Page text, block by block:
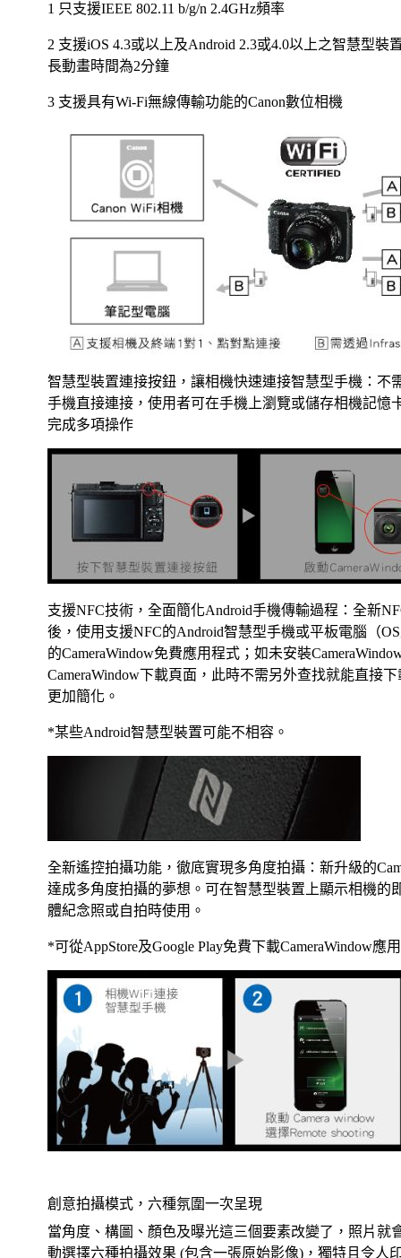
1 只支援IEEE 802.11 b/g/n 2.4GHz頻率
2 支援iOS 4.3或以上及Android 2.3或4.0以上之智慧型裝
長動畫時間為2分鐘
3 支援具有Wi-Fi無線傳輸功能的Canon數位相機
智慧型裝置連接按鈕，讓相機快速連接智慧型手機：
手機直接連接，使用者可在手機上瀏覽或儲存相機記
完成多項操作
支援NFC技術，全面簡化Android手機傳輸過程：全新
後，使用支援NFC的Android智慧型手機或平板電腦（
的CameraWindow免費應用程式；如未安裝
CameraWindow下載頁面，此時不需另外查找就能直接
更加簡化。
*某些Android智慧型裝置可能不相容。
全新遙控拍攝功能，徹底實現多角度拍攝：新升級的
達成多角度拍攝的夢想。可在智慧型裝置上顯示相機
體紀念照或自拍時使用。
*可從AppStore及Google Play免費下載CameraWindow
創意拍攝模式，六種氛圍一次呈現
當角度、構圖、顏色及曝光這三個要素改變了，照片
動選擇六種拍攝效果 (包含一張原始影像)，獨特且令人